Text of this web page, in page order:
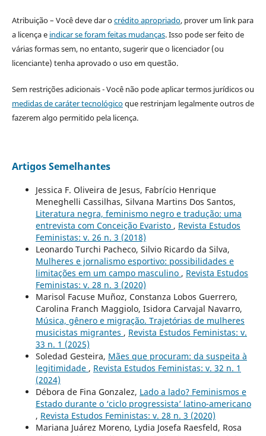
Atribuição – Você deve dar ocrédito apropriado, prover um link para
a licença e indicar se foram feitas mudanças. Isso pode ser feito de
várias formas sem, no entanto, sugerir que o licenciador (ou
licenciante) tenha aprovado o uso em questão.
Sem restrições adicionais - Você não pode aplicar termos jurídicos ou
medidas de caráter tecnológicoque restrinjam legalmente outros de
fazerem algo permitido pela licença.
Artigos Semelhantes
Jessica F. Oliveira de Jesus, Fabrício Henrique
Meneghelli Cassilhas, Silvana Martins Dos Santos,
Literatura negra, feminismo negro e tradução: uma
entrevista com Conceição Evaristo , Revista Estudos
Feministas: v. 26 n. 3 (2018)
Leonardo Turchi Pacheco, Silvio Ricardo da Silva,
Mulheres e jornalismo esportivo: possibilidades e
limitações em um campo masculino , Revista Estudos
Feministas: v. 28 n. 3 (2020)
Marisol Facuse Muñoz, Constanza Lobos Guerrero,
Carolina Franch Maggiolo, Isidora Carvajal Navarro,
Música, gênero e migração. Trajetórias de mulheres
musicistas migrantes , Revista Estudos Feministas: v.
33 n. 1 (2025)
Soledad Gesteira, Mães que procuram: da suspeita à
legitimidade , Revista Estudos Feministas: v. 32 n. 1
(2024)
Débora de Fina Gonzalez, Lado a lado? Feminismos e
Estado durante o ‘ciclo progressista’ latino-americano
, Revista Estudos Feministas: v. 28 n. 3 (2020)
Mariana Juárez Moreno, Lydia Josefa Raesfeld, Rosa